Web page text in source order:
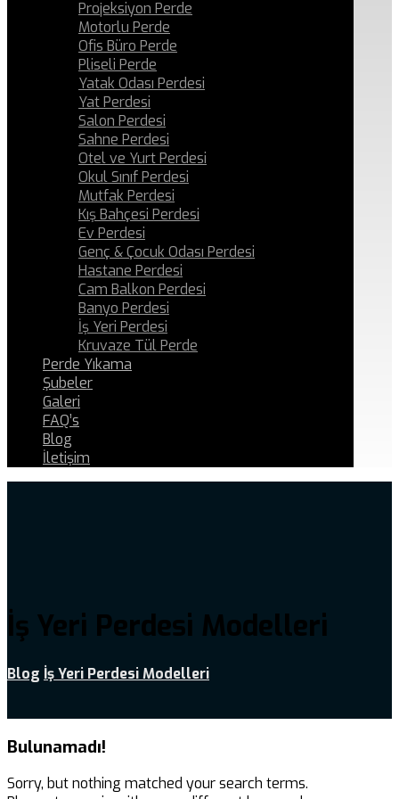
Projeksiyon Perde
Motorlu Perde
Ofis Büro Perde
Pliseli Perde
Yatak Odası Perdesi
Yat Perdesi
Salon Perdesi
Sahne Perdesi
Otel ve Yurt Perdesi
Okul Sınıf Perdesi
Mutfak Perdesi
Kış Bahçesi Perdesi
Ev Perdesi
Genç & Çocuk Odası Perdesi
Hastane Perdesi
Cam Balkon Perdesi
Banyo Perdesi
İş Yeri Perdesi
Kruvaze Tül Perde
Perde Yıkama
Şubeler
Galeri
FAQ’s
Blog
İletişim
İş Yeri Perdesi Modelleri
Blog İş Yeri Perdesi Modelleri
Bulunamadı!
Sorry, but nothing matched your search terms.